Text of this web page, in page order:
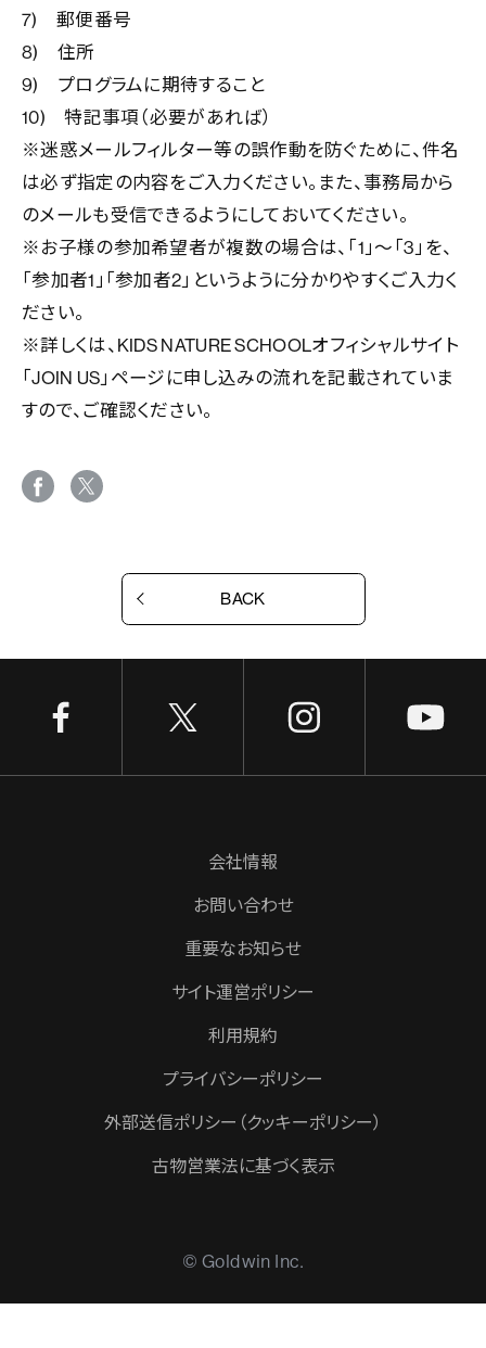
7) 郵便番号
8) 住所
9) プログラムに期待すること
10) 特記事項（必要があれば）
※迷惑メールフィルター等の誤作動を防ぐために、件名
は必ず指定の内容をご入力ください。また、事務局から
のメールも受信できるようにしておいてください。
※お子様の参加希望者が複数の場合は、「 1」～「 3」を、
「参加者1」「参加者2」というように分かりやすくご入力く
ださい。
※詳しくは、 KIDS NATURE SCHOOLオフィシャルサイト
「JOIN US」ページに申し込みの流れを記載されていま
すので、ご確認ください。
BACK
会社情報
お問い合わせ
重要なお知らせ
サイト運営ポリシー
利用規約
プライバシーポリシー
外部送信ポリシー（クッキーポリシー）
古物営業法に基づく表示
© Goldwin Inc.